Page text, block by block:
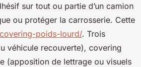
sur tout ou partie d’un camion
ou protéger la carrosserie. Cette
poids-lourd/. Trois
véhicule recouverte), covering
(apposition de lettrage ou visuels